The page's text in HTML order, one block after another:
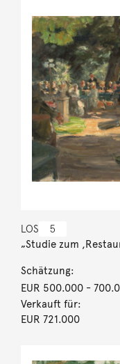
LOS 5
„Studie zum
Schätzung:
EUR 500.000-
Verkauft für:
EUR 721.000